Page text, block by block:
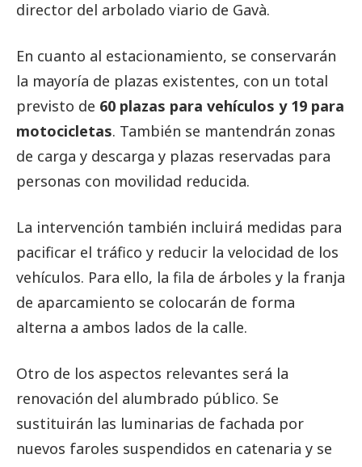
director del arbolado viario de Gavà.
En cuanto al estacionamiento, se conservarán
la mayoría de plazas existentes, con un total
previsto de 60 plazas para vehículos y 19 para
motocicletas. También se mantendrán zonas
de carga y descarga y plazas reservadas para
personas con movilidad reducida.
La intervención también incluirá medidas para
pacificar el tráfico y reducir la velocidad de los
vehículos. Para ello, la fila de árboles y la franja
de aparcamiento se colocarán de forma
alterna a ambos lados de la calle.
Otro de los aspectos relevantes será la
renovación del alumbrado público. Se
sustituirán las luminarias de fachada por
nuevos faroles suspendidos en catenaria y se